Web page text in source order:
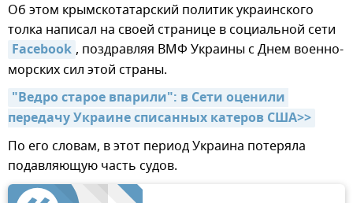
Об этом крымскотатарский политик украинского
толка написал на своей странице в социальной сети
Facebook , поздравляя ВМФ Украины с Днем военно-
морских сил этой страны.
"Ведро старое впарили": в Сети оценили
передачу Украине списанных катеров США>>
По его словам, в этот период Украина потеряла
подавляющую часть судов.